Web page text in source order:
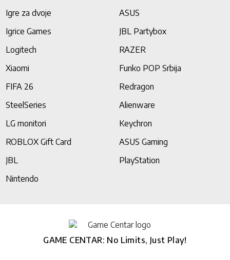
Igre za dvoje
ASUS
Igrice Games
JBL Partybox
Logitech
RAZER
Xiaomi
Funko POP Srbija
FIFA 26
Redragon
SteelSeries
Alienware
LG monitori
Keychron
ROBLOX Gift Card
ASUS Gaming
JBL
PlayStation
Nintendo
GAME CENTAR: No Limits, Just Play!